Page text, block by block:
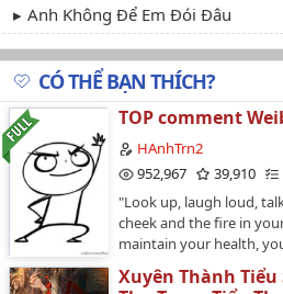
Anh Không Để Em Đói Đâu
Bản Lĩnh Của Em Là Thế Đấy
Bị Bệnh
CÓ THỂ BẠN THÍCH?
TOP comment
HAnhTrn2
952,967
39,910
"Look up, laugh loud,
cheek and the fire in
maintain your health,
weibo/baidu/tianya/
Xuyên Thành Tiểu